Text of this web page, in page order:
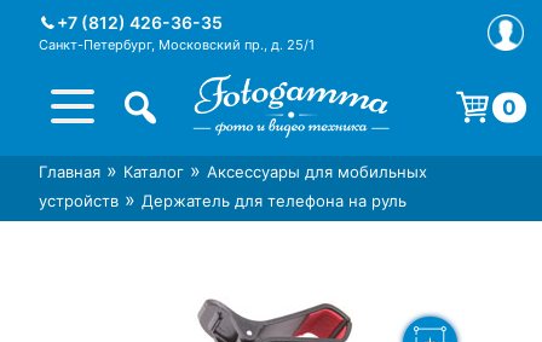
+7 (812) 426-36-35
Санкт-Петербург, Московский пр., д. 25/1
Интернет-магазин фототехники
Foto-Gamma в СПб
Магазин фотоаксессуаров foto-
gamma.ru
0
Корзина пуста.
Главная » Каталог » Аксессуары для мобильных
устройств » Держатель для телефона на руль